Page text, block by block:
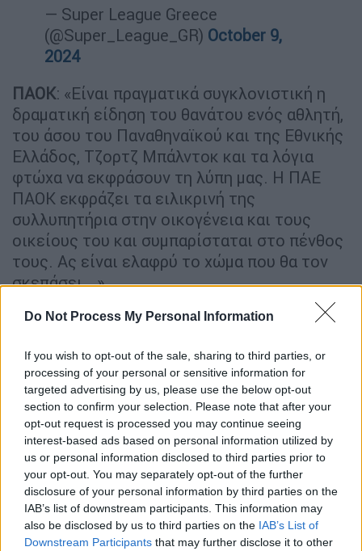
Do Not Process My Personal Information
If you wish to opt-out of the sale, sharing to third parties, or
processing of your personal or sensitive information for
targeted advertising by us, please use the below opt-out
section to confirm your selection. Please note that after your
opt-out request is processed you may continue seeing
interest-based ads based on personal information utilized by
us or personal information disclosed to third parties prior to
your opt-out. You may separately opt-out of the further
disclosure of your personal information by third parties on the
IAB’s list of downstream participants. This information may
also be disclosed by us to third parties on the IAB’s List of
Downstream Participants that may further disclose it to other
— Super League Greece
(@Super_League_GR) October 9,
2024
ΠΑΟΚ: «Είναι πραγματικά συγκλονιστική η
δραματική είδηση του θανάτου ενός αθλητή,
του άσου του Παναθηναϊκού και της Εθνικής
Ελλάδος, Τζορτζ Μπάλντοκ και τα λόγια
φτώχα να εκφράσουν τη λύπη μας. Η ΠΑΕ
ΠΑΟΚ εκφράζει τα ειλικρινή της
συλλυπητήρια στην οικογένεια και τους
οικείους του και συμπαρίσταται στο πένθος
τους. Ας είναι ελαφρύ το χώμα που θα τον
σκεπάσει...».
Είναι πραγματικά συγκλονιστική η
αθλητή, του άσου του Παναθηναϊκού
και της Εθνικής Ελλάδος, Τζορτζ
Μπάλντοκ και τα λόγια φτώχα να
εκφράσουν τη λύπη μας.
Η ΠΑΕ ΠΑΟΚ εκφράζει τα ειλικρινή
της συλλυπητήρια στην οικογένεια
και τους οικείους του και…
pic.twitter.com/Af8VxTZCyv